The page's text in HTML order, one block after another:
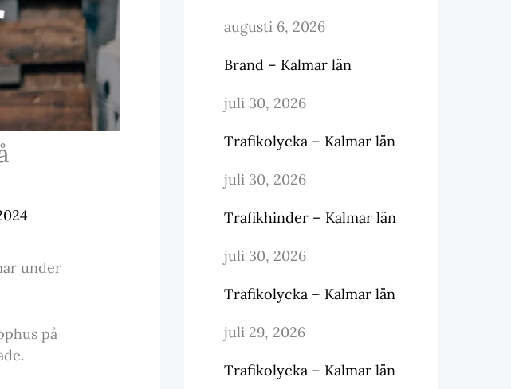
under
på
augusti 6, 2026
Brand – Kalmar län
juli 30, 2026
Trafikolycka – Kalmar län
juli 30, 2026
Trafikhinder – Kalmar län
juli 30, 2026
Trafikolycka – Kalmar län
juli 29, 2026
Trafikolycka – Kalmar län